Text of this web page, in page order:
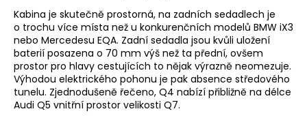
Kabina je skutečně prostorná, na zadních sedadlech je
o trochu více místa než u konkurenčních modelů BMW iX3
nebo Mercedesu EQA. Zadní sedadla jsou kvůli uložení
baterií posazena o 70 mm výš než ta přední, ovšem
prostor pro hlavy cestujících to nějak výrazně neomezuje.
Výhodou elektrického pohonu je pak absence středového
tunelu. Zjednodušeně řečeno, Q4 nabízí přibližně na délce
Audi Q5 vnitřní prostor velikosti Q7.